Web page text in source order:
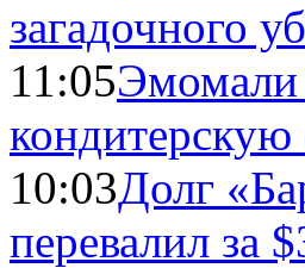
загадочного
11:05Эмомали
10:03Долг
перевалил за